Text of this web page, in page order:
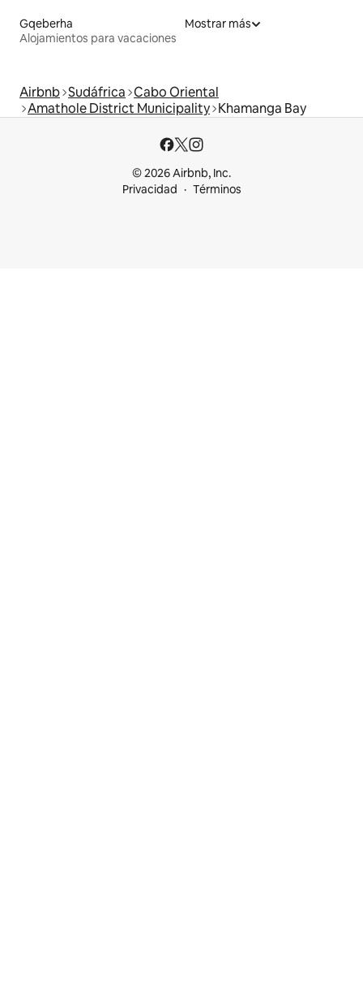
Gqeberha
Alojamientos para vacaciones
Mostrar más
Airbnb Sudáfrica Cabo Oriental
Amathole District Municipality Khamanga Bay
© 2026 Airbnb, Inc.
Privacidad
Términos